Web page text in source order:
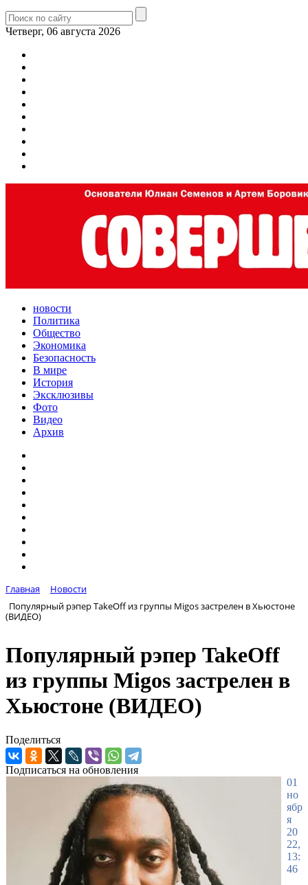
Четверг, 06 августа 2026
новости
Политика
Общество
Экономика
Безопасность
В мире
История
Эксклюзивы
Фото
Видео
Архив
Главная
Новости
Популярный рэпер TakeОff из группы Migos застрелен в Хьюстоне
(ВИДЕО)
Популярный рэпер TakeОff
из группы Migos застрелен в
Хьюстоне (ВИДЕО)
Поделиться
Подписаться на обновления
01
но
ябр
я
20
22,
13:
46